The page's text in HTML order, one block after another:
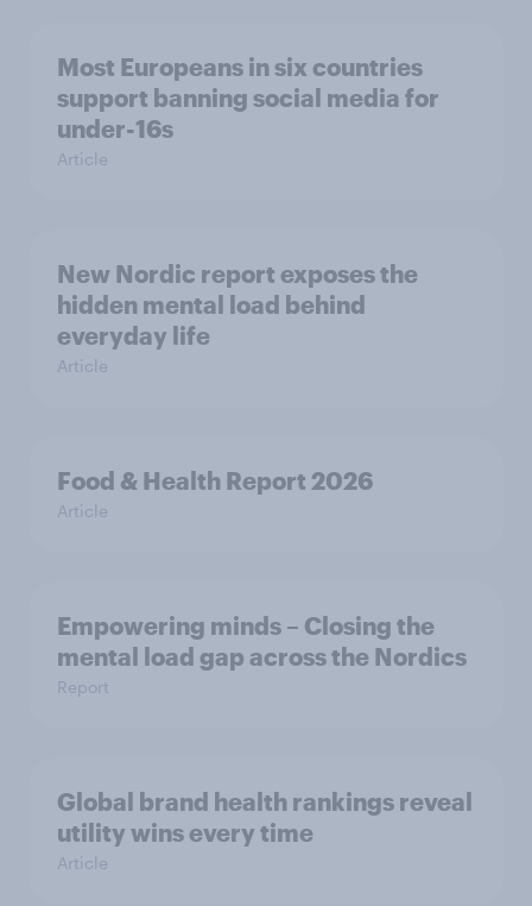
Most Europeans in six countries
support banning social media for
under-16s
Article
New Nordic report exposes the
hidden mental load behind
everyday life
Article
Food & Health Report 2026
Article
Empowering minds – Closing the
mental load gap across the Nordics
Report
Global brand health rankings reveal
utility wins every time
Article